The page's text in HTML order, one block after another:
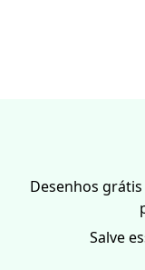
Desenhos
Salve